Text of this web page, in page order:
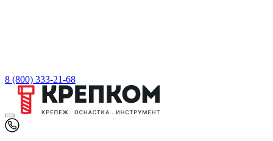
8 (800) 333-21-68